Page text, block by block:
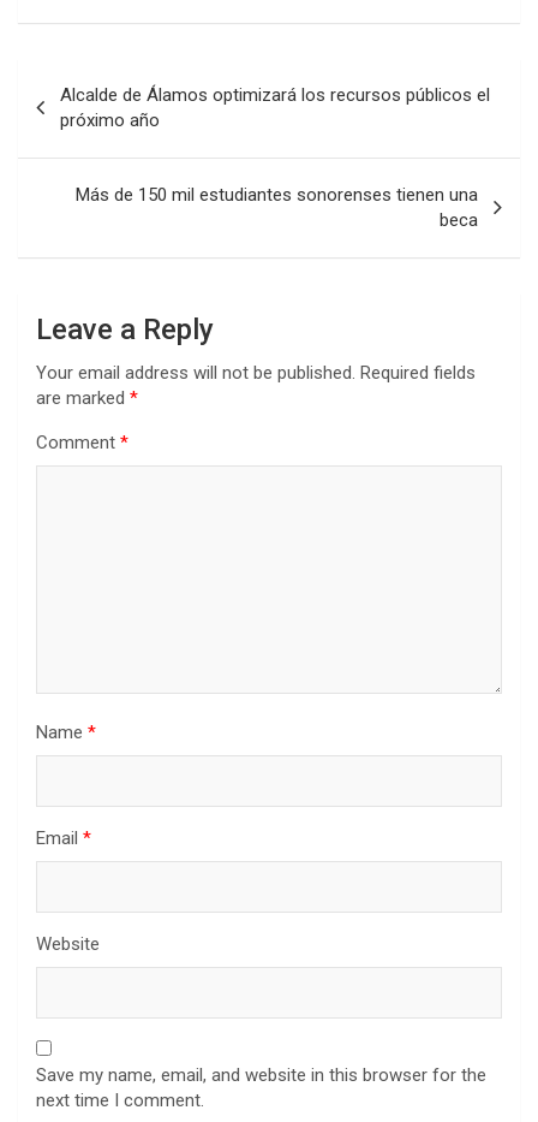
navigation
Alcalde de Álamos optimizará los recursos públicos el
próximo año
Más de 150 mil estudiantes sonorenses tienen una
beca
Leave a Reply
Your email address will not be published. Required fields
are marked *
Comment *
Name *
Email *
Website
Save my name, email, and website in this browser for the
next time I comment.